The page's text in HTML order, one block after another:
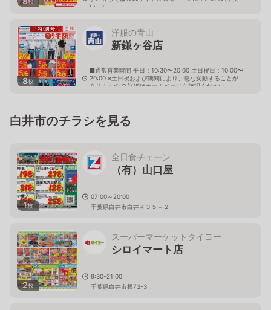
い。）
8枚
洋服の青山
新鎌ヶ谷店
■通常営業時間 平日：10:30〜20:00 土日祝日：10:00〜
20:00 ※土日祝および期間により、急な変動することが
ありますので 詳細はホームページを確認ください
白井市のチラシを見る
1枚
全日食チェーン
（有）山口屋
07:00～20:00
千葉県白井市白井４３５－２
2枚
スーパーマーケットタイヨー
シロイマート店
9:30-21:00
千葉県白井市根73-3